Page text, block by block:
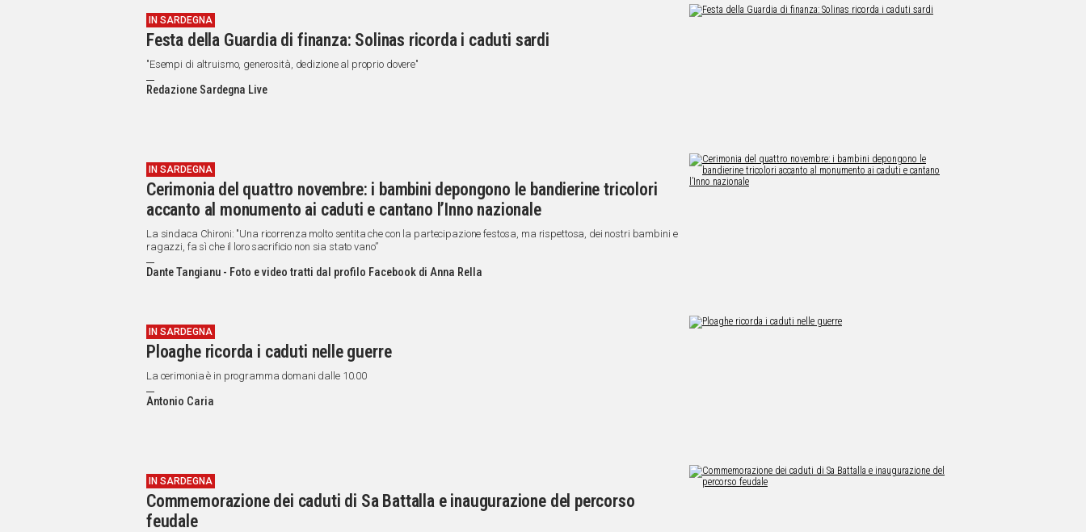
IN SARDEGNA
Festa della Guardia di finanza: Solinas ricorda i caduti sardi
"Esempi di altruismo, generosità, dedizione al proprio dovere"
Redazione Sardegna Live
IN SARDEGNA
Cerimonia del quattro novembre: i bambini depongono le bandierine tricolori
accanto al monumento ai caduti e cantano l’Inno nazionale
La sindaca Chironi: "Una ricorrenza molto sentita che con la partecipazione festosa, ma rispettosa, dei nostri bambini e
ragazzi, fa sì che il loro sacrificio non sia stato vano”
Dante Tangianu - Foto e video tratti dal profilo Facebook di Anna Rella
IN SARDEGNA
Ploaghe ricorda i caduti nelle guerre
La cerimonia è in programma domani dalle 10.00
Antonio Caria
IN SARDEGNA
Commemorazione dei caduti di Sa Battalla e inaugurazione del percorso
feudale